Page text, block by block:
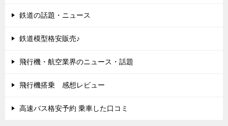
鉄道の話題・ニュース
鉄道模型格安販売♪
飛行機・航空業界のニュース・話題
飛行機搭乗 感想レビュー
高速バス格安予約 乗車した口コミ